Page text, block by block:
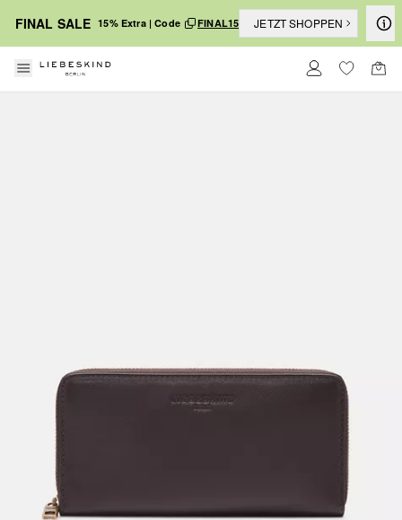
FINAL SALE 15% Extra | Code FINAL15 JETZT SHOPPEN